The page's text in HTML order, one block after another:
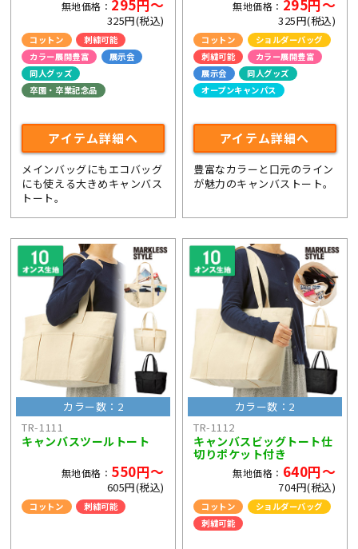
無地価格： 295円～
325円(税込)
コットン
刺繍可能
カラー展開豊富
展示会
同人グッズ
卒園・卒業記念品
アイテム詳細へ
メインバッグにもエコバッグ
にも使える大きめキャンバス
トート。
無地価格： 295円～
325円(税込)
コットン
ショルダーバッグ
刺繍可能
カラー展開豊富
展示会
同人グッズ
オープンキャンパス
アイテム詳細へ
豊富なカラーと口元のライン
が魅力のキャンバストート。
カラー数：2
TR-1111
キャンバスツールトート
無地価格： 550円～
605円(税込)
コットン 刺繍可能
カラー数：2
TR-1112
キャンバスビッグトート仕
切りポケット付き
無地価格： 640円～
704円(税込)
コットン
ショルダーバッグ
刺繍可能